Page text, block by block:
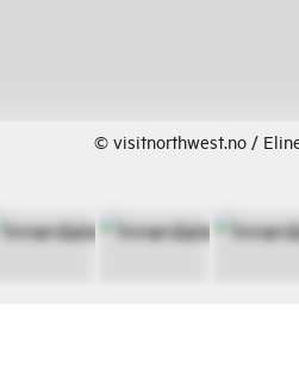
© visitnorthwest.no /